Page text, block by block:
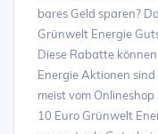
bares Geld sparen?
Grünwelt Energie
Diese Rabatte
Energie Aktionen
meist vom
10 Euro Grünwelt